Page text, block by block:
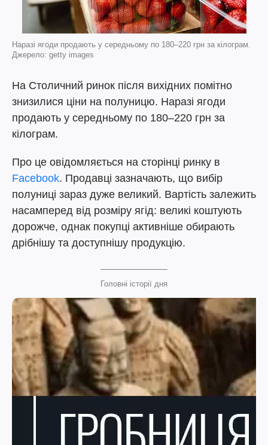
Наразі ягоди продають у середньому по 180–220 грн за кілограм.
Джерело: getty images
На Столичний ринок після вихідних помітно
знизилися ціни на полуницю. Наразі ягоди
продають у середньому по 180–220 грн за
кілограм.
Про це овідомляється на сторінці ринку в
Facebook. Продавці зазначають, що вибір
полуниці зараз дуже великий. Вартість залежить
насамперед від розміру ягід: великі коштують
дорожче, однак покупці активніше обирають
дрібнішу та доступнішу продукцію.
Головні історії дня